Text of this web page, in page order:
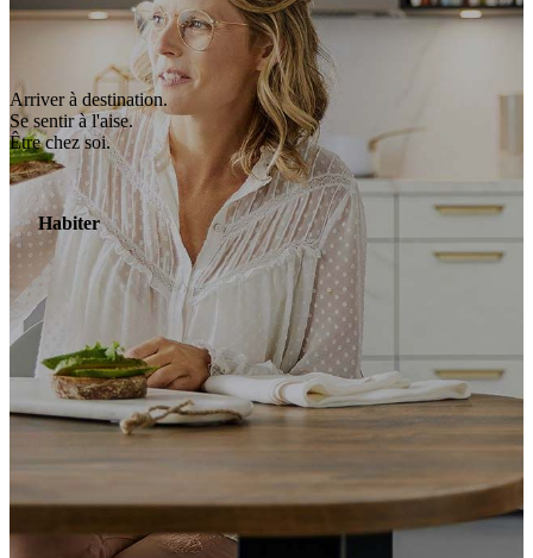
Arriver à destination.
Se sentir à l'aise.
Être chez soi.
Habiter